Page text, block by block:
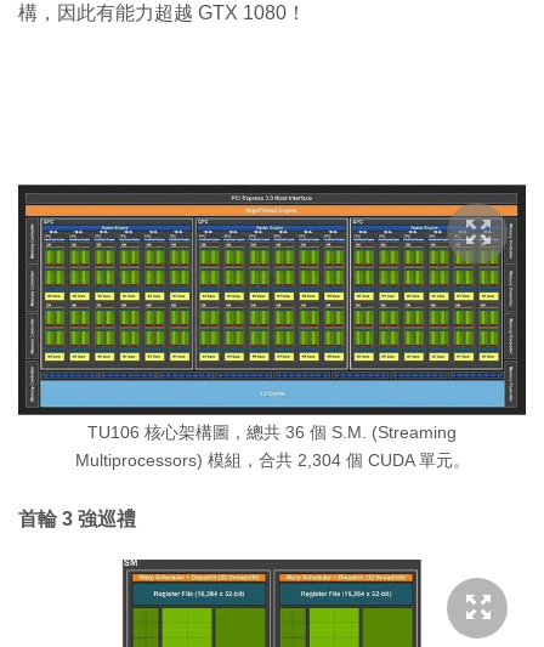
構，因此有能力超越 GTX 1080！
TU106 核心架構圖，總共 36 個 S.M. (Streaming
Multiprocessors) 模組，合共 2,304 個 CUDA 單元。
首輪 3 強巡禮